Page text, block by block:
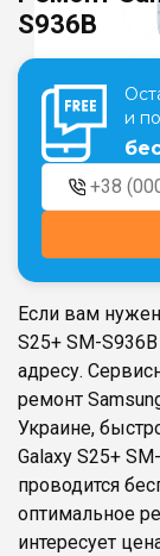
Театральная
г. Киев, ул.
Оболонь
г. Киев, ТЦ LAKE
полка «Азов», 12
г. Киев, Комфорт
Березнева, 16,
S936B
и
Если вам
S25+ SM-
адресу.
ремонт
Украине,
Galaxy S25+
проводится
оптимальное
интересует